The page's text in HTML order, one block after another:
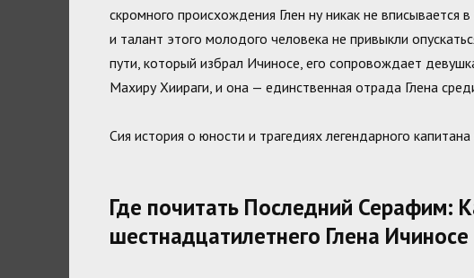
скромного происхождения Глен ну никак не вписывается
и талант этого молодого человека не привыкли
пути, который избрал Ичиносе, его сопровождает
Махиру Хиираги, и она — единственная отрада Глена
Сия история о юности и трагедиях легендарного
Где почитать Последний Серафим:
шестнадцатилетнего Глена Ичиносе